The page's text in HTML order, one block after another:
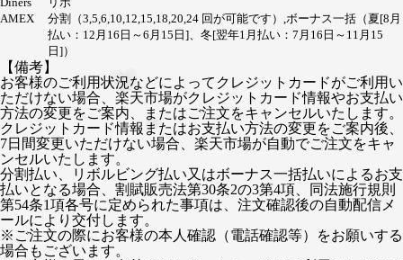
AMEX
分割（3,5,6,10,12,15,18,20,24 回が可能です）,ボーナス一括（夏[8月
払い：12月16日～6月15日]、冬[翌年1月払い：7月16日～11月15
日]）
【備考】
お客様のご利用状況などによってクレジットカードがご利用い
ただけない場合、楽天市場がクレジットカード情報やお支払い
方法の変更をご案内、またはご注文をキャンセルいたします。
クレジットカード情報またはお支払い方法の変更をご案内後、
7日間変更いただけない場合、楽天市場が自動でご注文をキャ
ンセルいたします。
分割払い、リボルビング払い又はボーナス一括払いによるお支
払いとなる場合、割賦販売法第30条2の3第4項、同法施行規則
第54条1項各号に定められた事項は、注文確認後の自動配信メ
ールにより交付します。
※ご注文の際にお客様の本人確認（電話確認等）をお願いする
場合もございます。